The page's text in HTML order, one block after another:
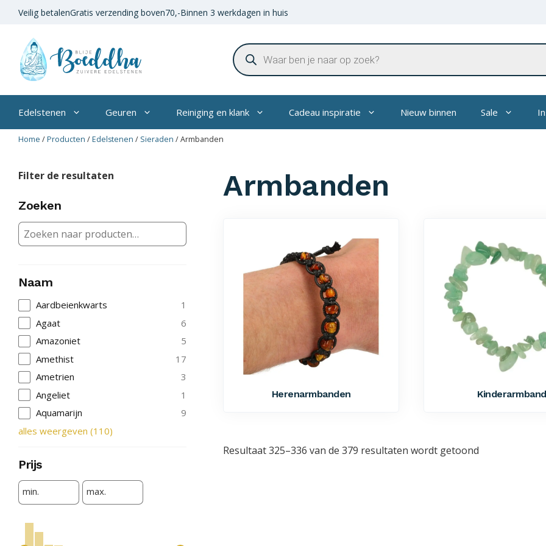
inhoud
Veilig betalenGratis verzending boven70,-Binnen 3 werkdagen in huis
Producten
zoeken
Edelstenen Geuren Reiniging en klank Cadeau inspiratie Nieuw binnen Sale
Home /Producten /Edelstenen / Sieraden /Armbanden
Filter de resultaten
Zoeken
Naam
Aardbeienkwarts
1
Agaat
6
Amazoniet
5
Amethist
17
Ametrien
3
Angeliet
1
Aquamarijn
9
alles weergeven (110)
Prijs
min. max.
Armbanden
Herenarmbanden Kinderarmband
Resultaat 325–336 van de 379 resultaten wordt getoond